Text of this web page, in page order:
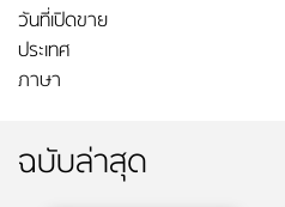
วันที่เปิดขาย
ประเทศ
ภาษา
ฉบับล่าสุด